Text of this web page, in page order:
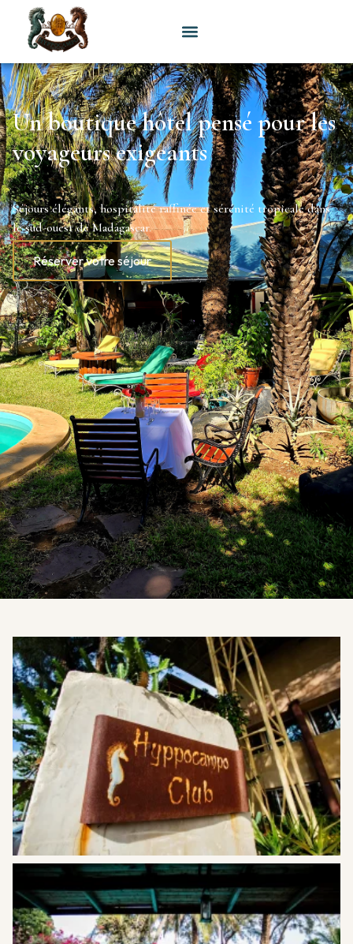
Un boutique hôtel pensé pour les
voyageurs exigeants
Séjours élégants, hospitalité raffinée et sérénité tropicale dans
le sud-ouest de Madagascar.
Réserver votre séjour